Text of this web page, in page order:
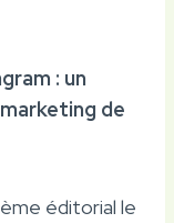
: un
de
éditorial le